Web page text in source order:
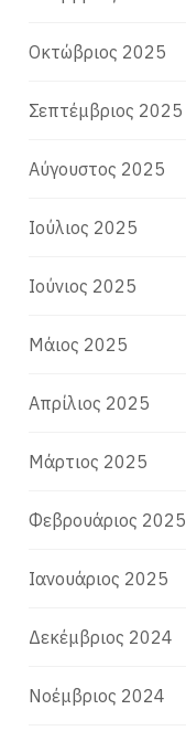
Οκτώβριος 2025
Σεπτέμβριος 2025
Αύγουστος 2025
Ιούλιος 2025
Ιούνιος 2025
Μάιος 2025
Απρίλιος 2025
Μάρτιος 2025
Φεβρουάριος 2025
Ιανουάριος 2025
Δεκέμβριος 2024
Νοέμβριος 2024